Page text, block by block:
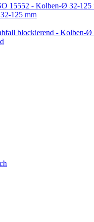
15552 - Kolben-Ø 32-125
125 mm
blockierend - Kolben-Ø